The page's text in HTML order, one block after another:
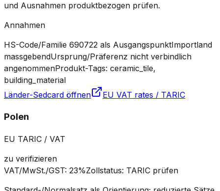
und Ausnahmen produktbezogen prüfen.
Annahmen
HS-Code/Familie 690722 als AusgangspunktImportland
massgebendUrsprung/Präferenz nicht verbindlich
angenommenProdukt-Tags: ceramic_tile,
building_material
Länder-Sedcard öffnen
EU VAT rates / TARIC
Polen
EU TARIC / VAT
zu verifizieren
VAT/MwSt./GST: 23%Zollstatus: TARIC prüfen